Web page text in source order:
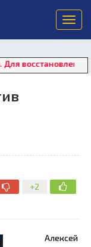
работы
+2
Алексей